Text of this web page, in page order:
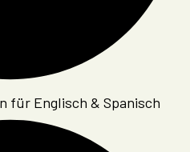
für Englisch & Spanisch